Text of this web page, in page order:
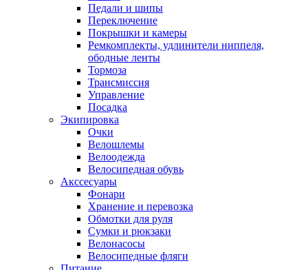
Педали и шипы
Переключение
Покрышки и камеры
Ремкомплекты, удлинители ниппеля,
ободные ленты
Тормоза
Трансмиссия
Управление
Посадка
Экипировка
Очки
Велошлемы
Велоодежда
Велосипедная обувь
Акссесуары
Фонари
Хранение и перевозка
Обмотки для руля
Сумки и рюкзаки
Велонасосы
Велосипедные фляги